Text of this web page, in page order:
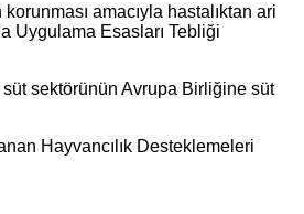
amacıyla hastalıktan ari
Uygulama Esasları Tebliği
süt sektörünün Avrupa Birliğine süt
Hayvancılık Desteklemeleri